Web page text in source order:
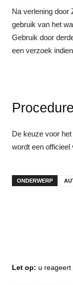
Na verlening door
gebruik van het
Gebruik door
een verzoek
Procedure
De keuze voor
wordt een officieel
ONDERWERP
Let op: u reageert